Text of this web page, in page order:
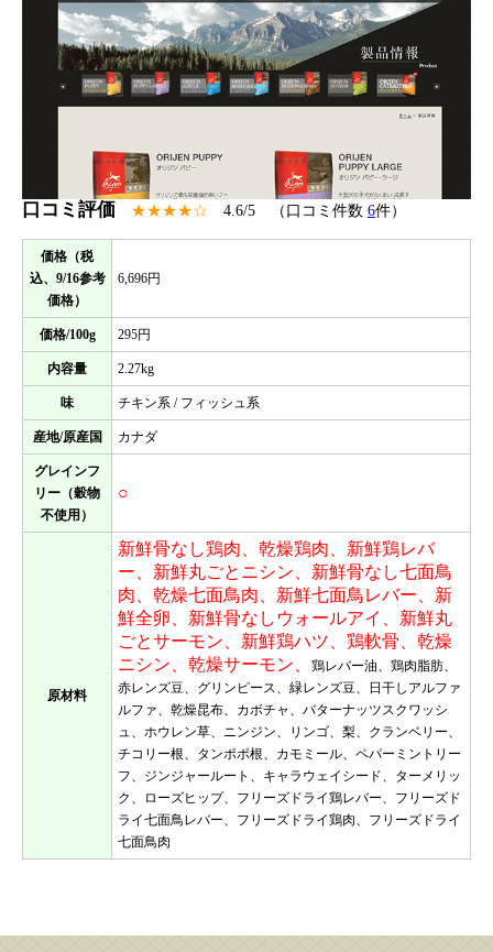
口コミ評価 ★★★★☆ 4.6/5 （口コミ件数 6件）
価格（税
込、9/16参考
価格）
6,696円
価格/100g 295円
内容量 2.27kg
味 チキン系 / フィッシュ系
産地/原産国 カナダ
グレインフ
リー（穀物
不使用）
○
原材料
新鮮骨なし鶏肉、乾燥鶏肉、新鮮鶏レバ
ー、新鮮丸ごとニシン、新鮮骨なし七面鳥
肉、乾燥七面鳥肉、新鮮七面鳥レバー、新
鮮全卵、新鮮骨なしウォールアイ、新鮮丸
ごとサーモン、新鮮鶏ハツ、鶏軟骨、乾燥
ニシン、乾燥サーモン、
鶏レバー油、鶏肉脂肪、
赤レンズ豆、グリンピース、緑レンズ豆、日干しアルファ
ルファ、乾燥昆布、カボチャ、バターナッツスクワッシ
ュ、ホウレン草、ニンジン、リンゴ、梨、クランベリー、
チコリー根、タンポポ根、カモミール、ペパーミントリー
フ、ジンジャールート、キャラウェイシード、ターメリッ
ク、ローズヒップ、フリーズドライ鶏レバー、フリーズド
ライ七面鳥レバー、フリーズドライ鶏肉、フリーズドライ
七面鳥肉